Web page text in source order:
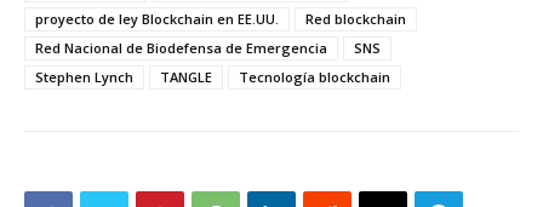
proyecto de ley Blockchain en EE.UU.
Red blockchain
Red Nacional de Biodefensa de Emergencia
SNS
Stephen Lynch
TANGLE Tecnología blockchain